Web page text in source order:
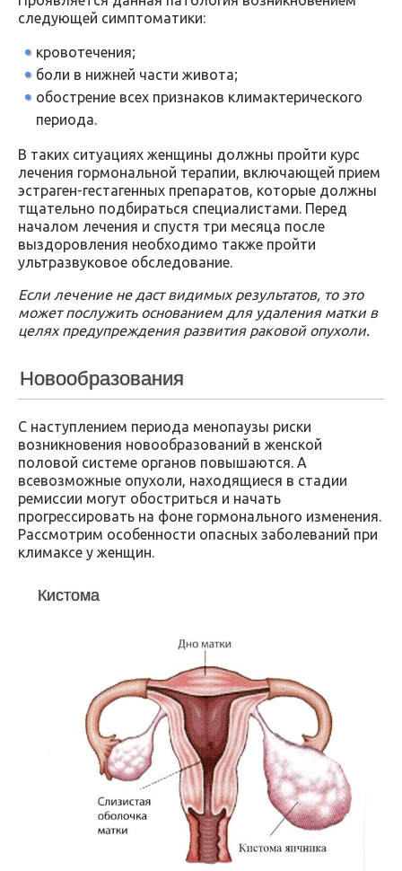
следующей симптоматики:
кровотечения;
боли в нижней части живота;
обострение всех признаков климактерического
периода.
В таких ситуациях женщины должны пройти курс
лечения гормональной терапии, включающей прием
эстраген-гестагенных препаратов, которые должны
тщательно подбираться специалистами. Перед
началом лечения и спустя три месяца после
выздоровления необходимо также пройти
ультразвуковое обследование.
Если лечение не даст видимых результатов, то это
может послужить основанием для удаления матки в
целях предупреждения развития раковой опухоли.
Новообразования
С наступлением периода менопаузы риски
возникновения новообразований в женской
половой системе органов повышаются. А
всевозможные опухоли, находящиеся в стадии
ремиссии могут обостриться и начать
прогрессировать на фоне гормонального изменения.
Рассмотрим особенности опасных заболеваний при
климаксе у женщин.
Кистома